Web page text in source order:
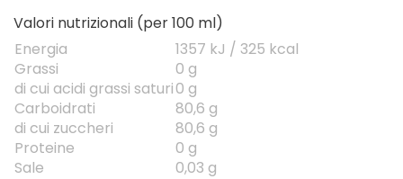
Valori nutrizionali (per 100 ml)
Energia
1357 kJ / 325 kcal
Grassi
0 g
di cui acidi grassi saturi0 g
Carboidrati
80,6 g
di cui zuccheri
80,6 g
Proteine
0 g
Sale
0,03 g